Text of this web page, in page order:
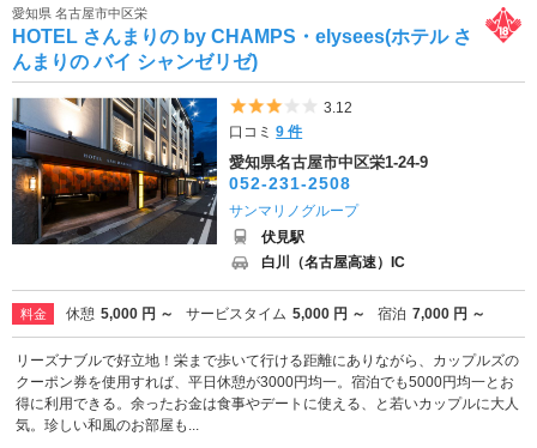
愛知県 名古屋市中区栄
HOTEL さんまりの by CHAMPS・elysees(ホテル さ
んまりの バイ シャンゼリゼ)
5つ星のうち3
3.12
口コミ9 件
愛知県名古屋市中区栄1-24-9
052-231-2508
サンマリノグループ
伏見駅
白川（名古屋高速）IC
料金 休憩 5,000 円 ～ サービスタイム 5,000 円 ～ 宿泊 7,000 円 ～
リーズナブルで好立地！栄まで歩いて行ける距離にありながら、カップルズの
クーポン券を使用すれば、平日休憩が3000円均一。宿泊でも5000円均一とお
得に利用できる。余ったお金は食事やデートに使える、と若いカップルに大人
気。珍しい和風のお部屋も...